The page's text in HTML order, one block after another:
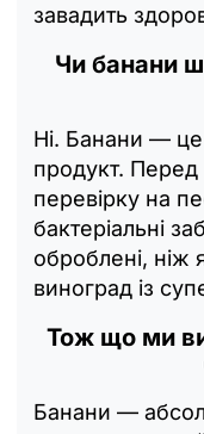
завадить
Чи банани
Ні. Банани —
продукт.
перевірку на
бактеріальні
оброблені, ніж
виноград із
Тож що ми
Банани —